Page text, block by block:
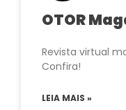
OTOR
Revista virtual
Confira!
LEIA MAIS »